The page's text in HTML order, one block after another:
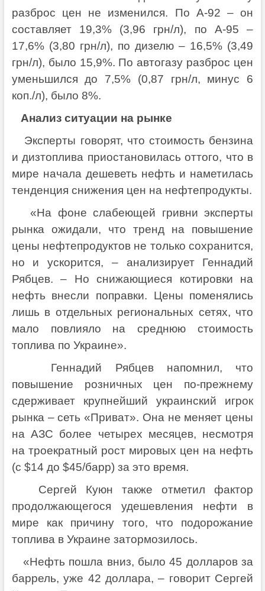
разброс цен не изменился. По А-92 – он
составляет 19,3% (3,96 грн/л), по А-95 –
17,6% (3,80 грн/л), по дизелю – 16,5% (3,49
грн/л), было 15,9%. По автогазу разброс цен
уменьшился до 7,5% (0,87 грн/л, минус 6
коп./л), было 8%.
Анализ ситуации на рынке
Эксперты говорят, что стоимость бензина
и дизтоплива приостановилась оттого, что в
мире начала дешеветь нефть и наметилась
тенденция снижения цен на нефтепродукты.
«На фоне слабеющей гривни эксперты
рынка ожидали, что тренд на повышение
цены нефтепродуктов не только сохранится,
но и ускорится, – анализирует Геннадий
Рябцев. – Но снижающиеся котировки на
нефть внесли поправки. Цены поменялись
лишь в отдельных региональных сетях, что
мало повлияло на среднюю стоимость
топлива по Украине».
Геннадий Рябцев напомнил, что
повышение розничных цен по-прежнему
сдерживает крупнейший украинский игрок
рынка – сеть «Приват». Она не меняет цены
на АЗС более четырех месяцев, несмотря
на троекратный рост мировых цен на нефть
(с $14 до $45/барр) за это время.
Сергей Куюн также отметил фактор
продолжающегося удешевления нефти в
мире как причину того, что подорожание
топлива в Украине затормозилось.
«Нефть пошла вниз, было 45 долларов за
баррель, уже 42 доллара, – говорит Сергей